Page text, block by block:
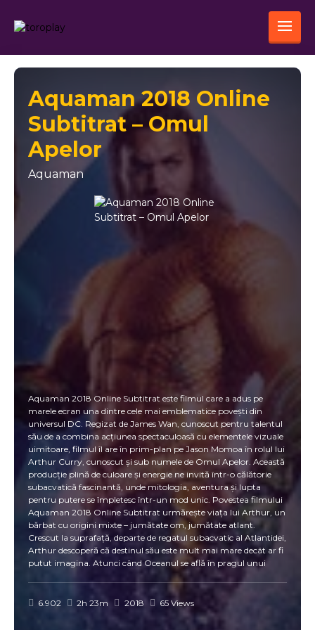
Aquaman 2018 Online
Subtitrat – Omul
Apelor
Aquaman
Aquaman 2018 Online Subtitrat este filmul care a adus pe
marele ecran una dintre cele mai emblematice povești din
universul DC. Regizat de James Wan, cunoscut pentru talentul
său de a combina acțiunea spectaculoasă cu elementele vizuale
uimitoare, filmul îl are în prim-plan pe Jason Momoa în rolul lui
Arthur Curry, cunoscut și sub numele de Omul Apelor. Această
producție plină de culoare și energie ne invită într-o călătorie
subacvatică fascinantă, unde mitologia, aventura și lupta
pentru putere se împletesc într-un mod unic. Povestea filmului
Aquaman 2018 Online Subtitrat urmărește viața lui Arthur, un
bărbat cu origini mixte – jumătate om, jumătate atlant.
Crescut la suprafață, departe de regatul subacvatic al Atlantidei,
Arthur descoperă că destinul său este mult mai mare decât ar fi
putut imagina. Atunci când Oceanul se află în pragul unui
război devastator, el trebuie să accepte moștenirea regală și să
devină conducătorul de care regatul subacvatic are nevoie. Unul
dintre punctele forte ale filmului este modul spectaculos în care
prezintă lumea subacvatică. Omul Apelor explorează orașele
pierdute, creaturile fantastice și bătăliile colosale din adâncuri,
6.902 2h 23m 2018 65 Views